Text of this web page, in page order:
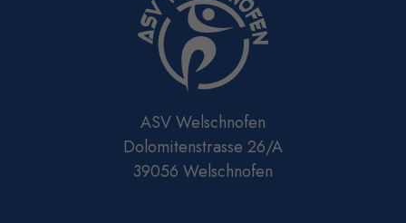
ASV Welschnofen
Dolomitenstrasse 26/A
39056 Welschnofen